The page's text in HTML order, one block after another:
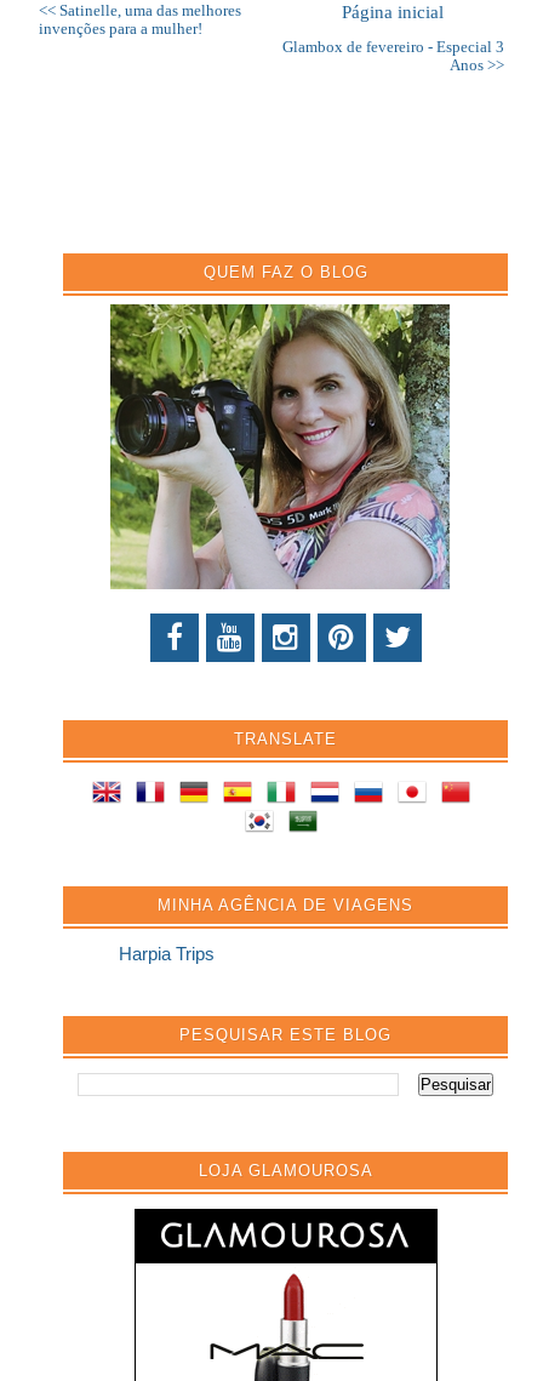
<< Satinelle, uma das melhores
invenções para a mulher!
Glambox de fevereiro - Especial 3
Anos >>
Página inicial
QUEM FAZ O BLOG
TRANSLATE
MINHA AGÊNCIA DE VIAGENS
Harpia Trips
PESQUISAR ESTE BLOG
LOJA GLAMOUROSA